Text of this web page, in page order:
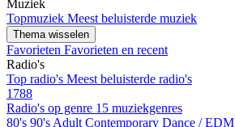
Muziek
Topmuziek Meest beluisterde muziek
Thema wisselen
Favorieten Favorieten en recent
Radio's
Top radio's Meest beluisterde radio's
1788
Radio's op genre 15 muziekgenres
80's 90's Adult Contemporary Dance / EDM